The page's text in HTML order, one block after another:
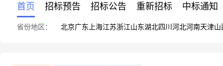
首页 招标预告 招标公告 重新招标 中标通知
省份地区： 北京广东 上海江苏浙江山东湖北四川 河北河南天津山